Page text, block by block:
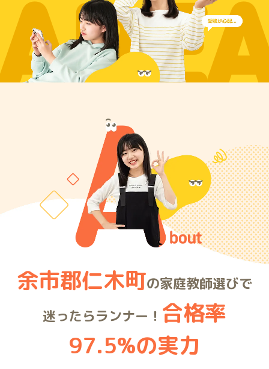
余市郡仁木町の家庭教師選びで
迷ったらランナー！ 合格率
97.5%の実力